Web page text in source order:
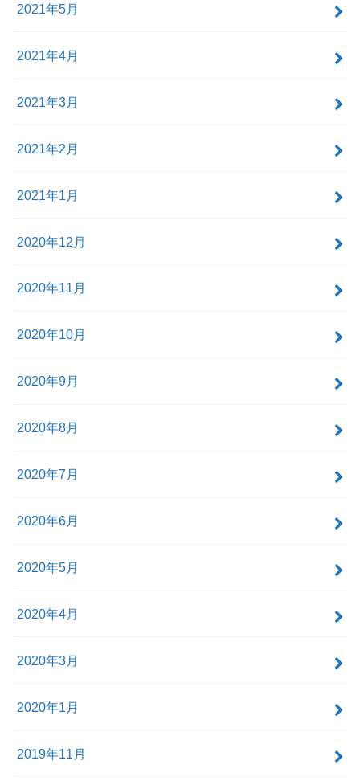
2021年5月
2021年4月
2021年3月
2021年2月
2021年1月
2020年12月
2020年11月
2020年10月
2020年9月
2020年8月
2020年7月
2020年6月
2020年5月
2020年4月
2020年3月
2020年1月
2019年11月